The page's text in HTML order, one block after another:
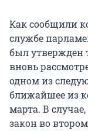
Как сообщили
службе
был утвержден
вновь
одном из
ближайшее из
марта. В
закон во